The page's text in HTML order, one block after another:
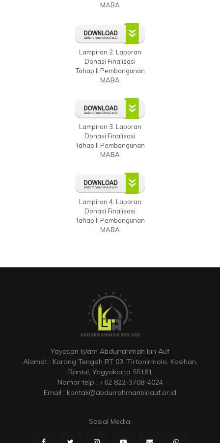
MABA
Lampiran 2. Laporan
Donasi Finalisasi
Tahap II Pembangunan
MABA
Lampiran 3. Laporan
Donasi Finalisasi
Tahap II Pembangunan
MABA
Lampiran 4. Laporan
Donasi Finalisasi
Tahap II Pembangunan
MABA
Yayasan Islam Abdurrahman bin Auf
Alamat : Karang Tengah RT 03, Tirtonirmolo, Kasihan,
Bantul, Yogyakarta 55181
Nomor telp : +62 822-3708-4024
Email : kontak@abdurrahmanbinauf.or.id
Sosial Media: